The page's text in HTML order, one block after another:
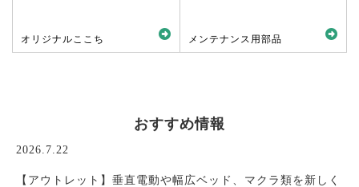
オリジナルここち メンテナンス用部品
おすすめ情報
2026.7.22
【アウトレット】垂直電動や幅広ベッド、マクラ類を新しく